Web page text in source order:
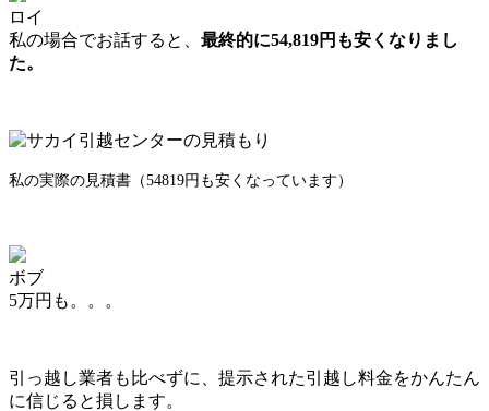
ロイ
私の場合でお話すると、 最終的に54,819円も安くなりまし
た。
私の実際の見積書（54819円も安くなっています）
ボブ
5万円も。。。
引っ越し業者も比べずに、提示された引越し料金をかんたん
に信じると損します。